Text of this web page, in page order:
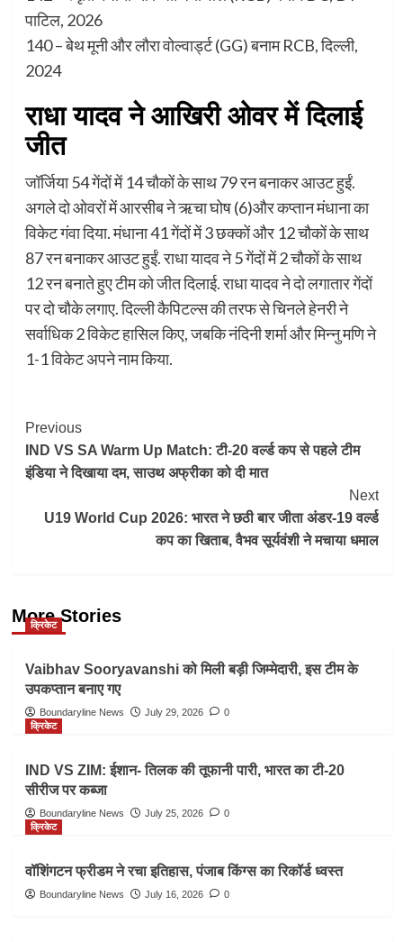
पाटिल, 2026
140 – बेथ मूनी और लौरा वोल्वार्ड्ट (GG) बनाम RCB, दिल्ली,
2024
राधा यादव ने आखिरी ओवर में दिलाई
जीत
जॉर्जिया 54 गेंदों में 14 चौकों के साथ 79 रन बनाकर आउट हुईं.
अगले दो ओवरों में आरसीब ने ऋचा घोष (6)और कप्तान मंधाना का
विकेट गंवा दिया. मंधाना 41 गेंदों में 3 छक्कों और 12 चौकों के साथ
87 रन बनाकर आउट हुईं. राधा यादव ने 5 गेंदों में 2 चौकों के साथ
12 रन बनाते हुए टीम को जीत दिलाई. राधा यादव ने दो लगातार गेंदों
पर दो चौके लगाए. दिल्ली कैपिटल्स की तरफ से चिनले हेनरी ने
सर्वाधिक 2 विकेट हासिल किए, जबकि नंदिनी शर्मा और मिन्नु मणि ने
1-1 विकेट अपने नाम किया.
Post
Navigation
Previous
IND VS SA Warm Up Match: टी-20 वर्ल्ड कप से पहले टीम
इंडिया ने दिखाया दम, साउथ अफ्रीका को दी मात
Next
U19 World Cup 2026: भारत ने छठी बार जीता अंडर-19 वर्ल्ड
कप का खिताब, वैभव सूर्यवंशी ने मचाया धमाल
More Stories
क्रिकेट
Vaibhav Sooryavanshi को मिली बड़ी जिम्मेदारी, इस टीम के
उपकप्तान बनाए गए
Boundaryline News July 29, 2026
0
क्रिकेट
IND VS ZIM: ईशान- तिलक की तूफानी पारी, भारत का टी-20
सीरीज पर कब्जा
Boundaryline News July 25, 2026
0
क्रिकेट
वॉशिंगटन फ्रीडम ने रचा इतिहास, पंजाब किंग्स का रिकॉर्ड ध्वस्त
Boundaryline News July 16, 2026 0